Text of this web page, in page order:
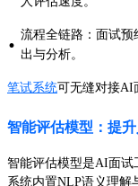
· 流程全链路：面试预
出与分析。
笔试系统可无缝对接AI
智能评估模型：提
智能评估模型是AI面试
系统内置NLP语义理解